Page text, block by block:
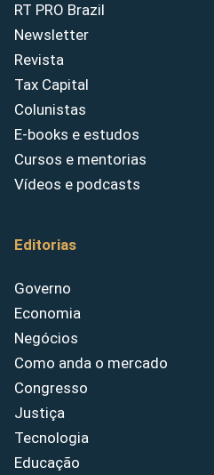
RT PRO Brazil
Newsletter
Revista
Tax Capital
Colunistas
E-books e estudos
Cursos e mentorias
Vídeos e podcasts
Editorias
Governo
Economia
Negócios
Como anda o mercado
Congresso
Justiça
Tecnologia
Educação